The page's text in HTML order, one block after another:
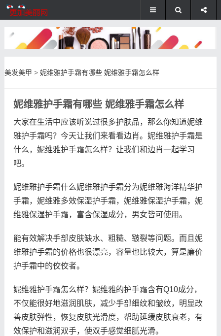
美发美甲 > 妮维雅护手霜有哪些 妮维雅手霜怎么样
妮维雅护手霜有哪些 妮维雅手霜怎么样
大家在生活中应该听说过很多护肤品，那么你知道妮维
雅护手霜吗？今天让我们来看看边肖。妮维雅护手霜是
什么，妮维雅护手霜怎么样？让我们和边肖一起学习
吧。
妮维雅护手霜什么妮维雅护手霜分为妮维雅海洋精华护
手霜，妮维雅多效保湿护手霜，妮维雅保湿护手霜，妮
维雅保湿护手霜，富含保湿成分，男女皆可使用。
能有效解决手部皮肤缺水、粗糙、皲裂等问题。而且妮
维雅护手霜的价格也很漂亮，容量也比较大，算是廉价
护手霜中的佼佼者。
妮维雅护手霜怎么样？妮维雅的护手霜含有Q10成分，
不仅能很好地滋润肌肤，减少手部细纹和皱纹，明显改
善皮肤弹性，恢复皮肤光滑度，帮助延缓皮肤衰老，有
效保护和滋润双手，使双手感觉细腻光滑。